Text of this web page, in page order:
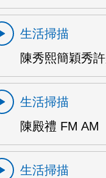
生活掃描
陳秀熙簡穎秀
生活掃描
陳殿禮 FM AM
生活掃描